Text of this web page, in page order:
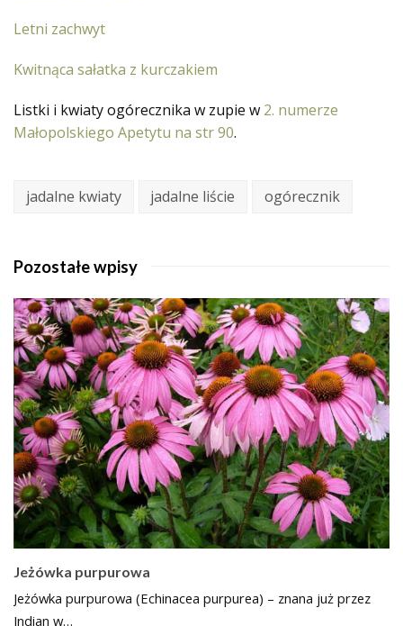
Letni zachwyt
Kwitnąca sałatka z kurczakiem
Listki i kwiaty ogórecznika w zupie w 2. numerze
Małopolskiego Apetytu na str 90.
jadalne kwiaty jadalne liście ogórecznik
Pozostałe wpisy
Jeżówka purpurowa
Jeżówka purpurowa (Echinacea purpurea) – znana już przez
Indian w…